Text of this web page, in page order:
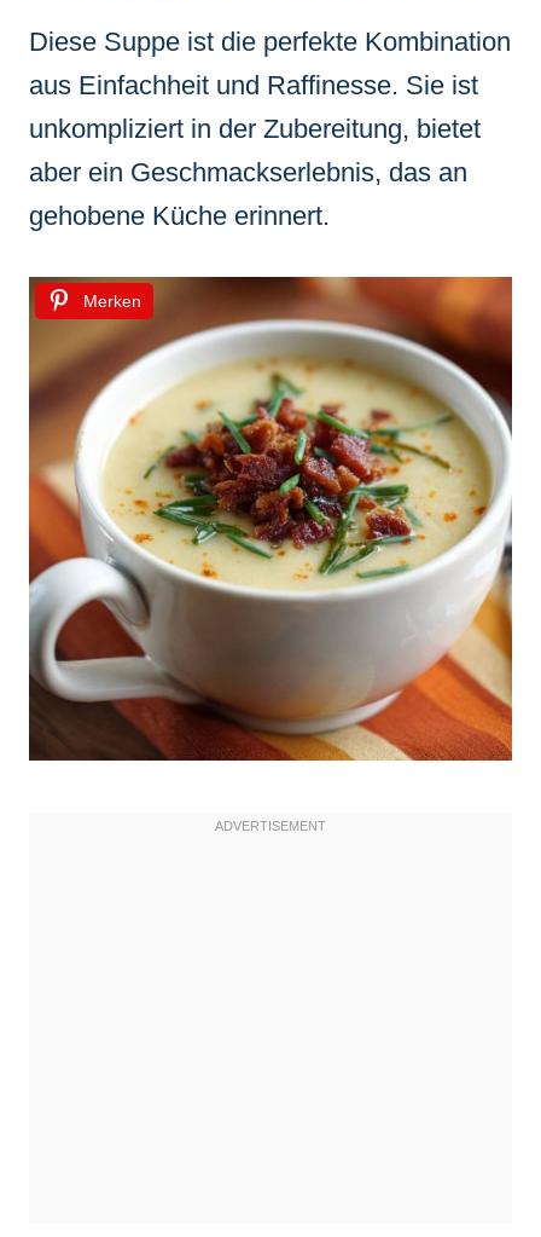
Diese Suppe ist die perfekte Kombination
aus Einfachheit und Raffinesse. Sie ist
unkompliziert in der Zubereitung, bietet
aber ein Geschmackserlebnis, das an
gehobene Küche erinnert.
Merken